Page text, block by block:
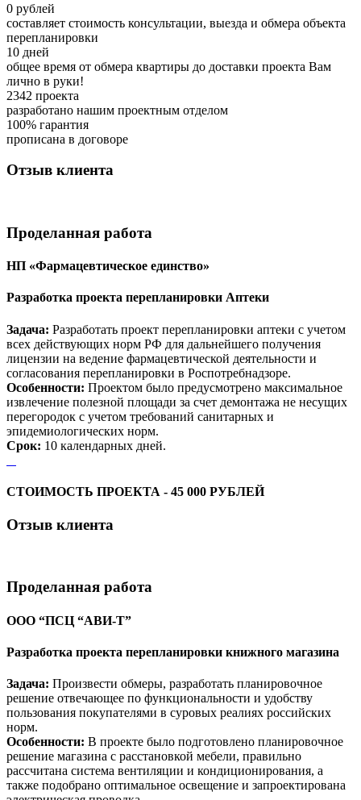
0 рублей
составляет стоимость консультации, выезда и обмера объекта
перепланировки
10 дней
общее время от обмера квартиры до доставки проекта Вам
лично в руки!
2342 проекта
разработано нашим проектным отделом
100% гарантия
прописана в договоре
Отзыв клиента
Проделанная работа
НП «Фармацевтическое единство»
Разработка проекта перепланировки Аптеки
Задача: Разработать проект перепланировки аптеки с учетом
всех действующих норм РФ для дальнейшего получения
лицензии на ведение фармацевтической деятельности и
согласования перепланировки в Роспотребнадзоре.
Особенности: Проектом было предусмотрено максимальное
извлечение полезной площади за счет демонтажа не несущих
перегородок с учетом требований санитарных и
эпидемиологических норм.
Срок: 10 календарных дней.
СТОИМОСТЬ ПРОЕКТА - 45 000 РУБЛЕЙ
Отзыв клиента
Проделанная работа
ООО “ПСЦ “АВИ-Т”
Разработка проекта перепланировки книжного магазина
Задача: Произвести обмеры, разработать планировочное
решение отвечающее по функциональности и удобству
пользования покупателями в суровых реалиях российских
норм.
Особенности: В проекте было подготовлено планировочное
решение магазина с расстановкой мебели, правильно
рассчитана система вентиляции и кондиционирования, а
также подобрано оптимальное освещение и запроектирована